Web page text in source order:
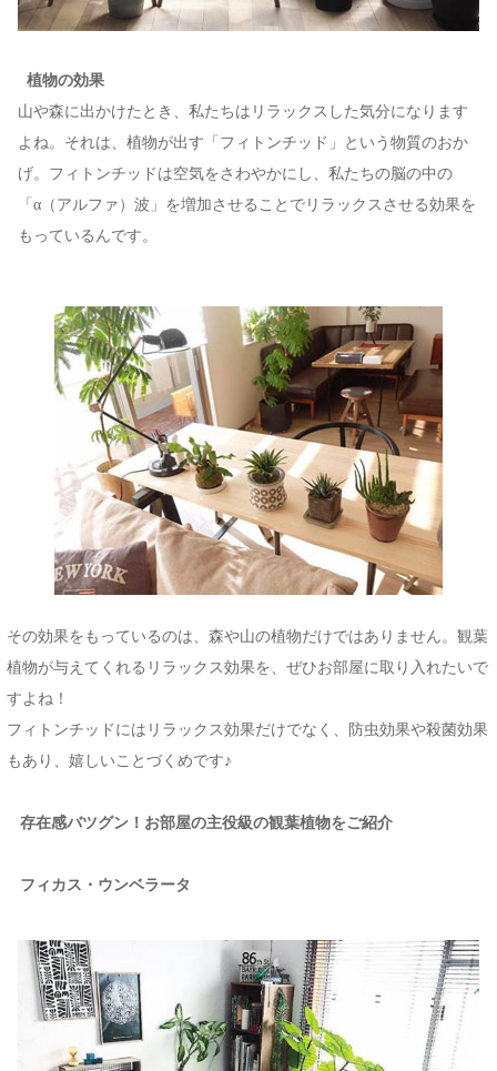
植物の効果
山や森に出かけたとき、私たちはリラックスした気分になります
よね。それは、植物が出す「フィトンチッド」という物質のおか
げ。フィトンチッドは空気をさわやかにし、私たちの脳の中の
「α（アルファ）波」を増加させることでリラックスさせる効果を
もっているんです。
その効果をもっているのは、森や山の植物だけではありません。観葉
植物が与えてくれるリラックス効果を、ぜひお部屋に取り入れたいで
すよね！
フィトンチッドにはリラックス効果だけでなく、防虫効果や殺菌効果
もあり、嬉しいことづくめです♪
存在感バツグン！お部屋の主役級の観葉植物をご紹介
フィカス・ウンベラータ